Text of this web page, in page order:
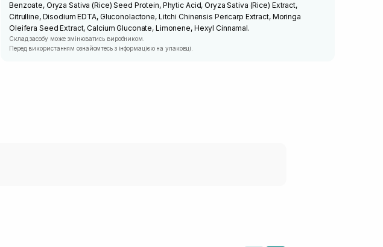
Benzoate, Oryza Sativa (Rice) Seed Protein, Phytic Acid, Oryza Sativa (Rice) Extract,
Citrulline, Disodium EDTA, Gluconolactone, Litchi Chinensis Pericarp Extract, Moringa
Oleifera Seed Extract, Calcium Gluconate, Limonene, Hexyl Cinnamal.
Склад засобу може змінюватись виробником.
Перед використанням ознайомтесь з інформацією на упаковці.